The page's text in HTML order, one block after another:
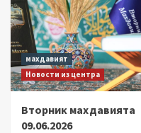
махдавият
Новости из центра
Вторник махдавията
09.06.2026